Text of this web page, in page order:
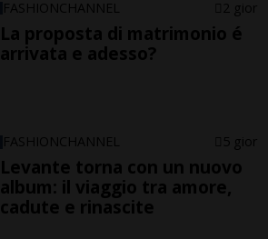
FASHIONCHANNEL 2 gior
La proposta di matrimonio é
arrivata e adesso?
FASHIONCHANNEL 5 gior
Levante torna con un nuovo
album: il viaggio tra amore,
cadute e rinascite